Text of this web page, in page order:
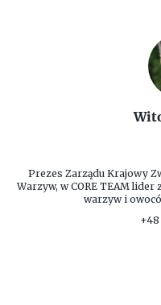
Prezes Zarządu Krajowy
Warzyw, w CORE TEAM lider
warzyw i
+48